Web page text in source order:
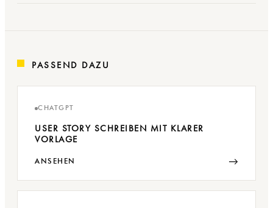
PASSEND DAZU
CHATGPT
USER STORY SCHREIBEN MIT KLARER
VORLAGE
ANSEHEN →